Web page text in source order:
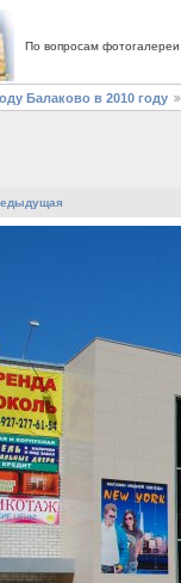
По вопросам
Балаково в 2010 году